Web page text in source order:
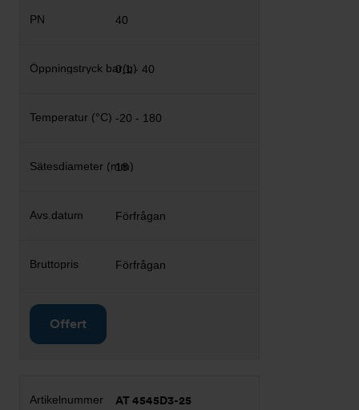
40
0,1 - 40
-20 - 180
18
Förfrågan
Förfrågan
Offert
AT 4545D3-25